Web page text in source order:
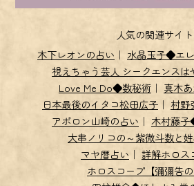
人気の関連サイト
木下レオンの占い ｜ 水晶玉子◆エ
視えちゃう芸人 シークエンスは
Love Me Do◆数秘術 ｜ 真木
日本最後のイタコ松田広子 ｜ 村野
アポロン山崎の占い ｜ 木村藤
大串ノリコの～紫微斗数と
マヤ暦占い ｜ 詳解ホロス
ホロスコープ【彌彌告の